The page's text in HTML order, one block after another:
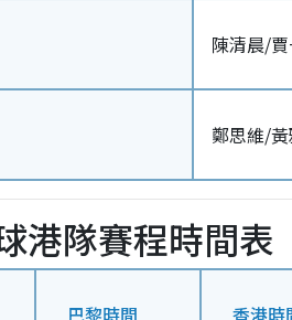
陳清晨/
鄭思維/
港隊賽程時間表
巴黎時間 香港時